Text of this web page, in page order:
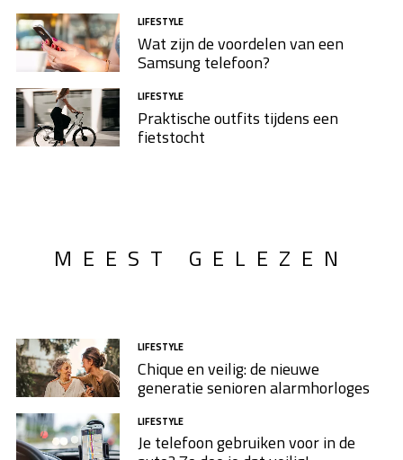
LIFESTYLE
Wat zijn de voordelen van een
Samsung telefoon?
LIFESTYLE
Praktische outfits tijdens een
fietstocht
MEEST GELEZEN
LIFESTYLE
Chique en veilig: de nieuwe
generatie senioren alarmhorloges
LIFESTYLE
Je telefoon gebruiken voor in de